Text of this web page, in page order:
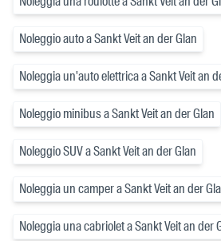
Noleggio auto a Sankt Veit an der Glan
Noleggia un'auto elettrica a Sankt Veit an
Noleggio minibus a Sankt Veit an der Glan
Noleggio SUV a Sankt Veit an der Glan
Noleggia un camper a Sankt Veit an der
Noleggia una cabriolet a Sankt Veit an der